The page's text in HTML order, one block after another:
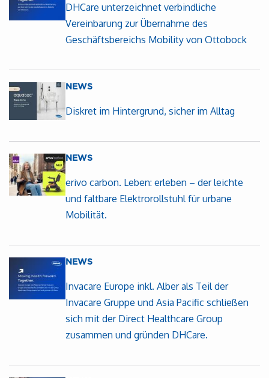
DHCare unterzeichnet verbindliche
Vereinbarung zur Übernahme des
Geschäftsbereichs Mobility von Ottobock
NEWS
Diskret im Hintergrund, sicher im Alltag
NEWS
erivo carbon. Leben: erleben – der leichte
und faltbare Elektrorollstuhl für urbane
Mobilität.
NEWS
Invacare Europe inkl. Alber als Teil der
Invacare Gruppe und Asia Pacific schließen
sich mit der Direct Healthcare Group
zusammen und gründen DHCare.